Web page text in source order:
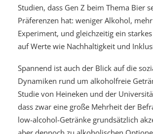
Studien, dass Gen Z beim Thema Bier
Präferenzen hat: weniger Alkohol,
Experiment, und gleichzeitig ein
auf Werte wie Nachhaltigkeit und
Spannend ist auch der Blick auf die
Dynamiken rund um alkoholfreie
Studie von Heineken und der
dass zwar eine große Mehrheit der
low-alcohol-Getränke grundsätzlich